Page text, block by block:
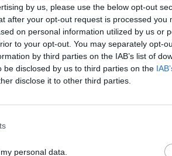
by us, please use the below opt-out
after your opt-out request is processed you
on personal information utilized by us or
to your opt-out. You may separately opt-
by third parties on the IAB’s list of
disclosed by us to third parties on the
disclose it to other third parties.
personal data.